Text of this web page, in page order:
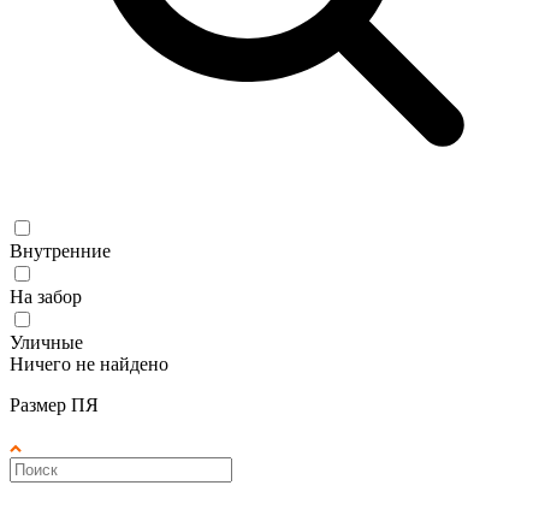
Внутренние
На забор
Уличные
Ничего не найдено
Размер ПЯ